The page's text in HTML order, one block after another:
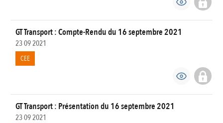
GT Transport : Compte-Rendu du 16 septembre 2021
23 09 2021
CEE
GT Transport : Présentation du 16 septembre 2021
23 09 2021